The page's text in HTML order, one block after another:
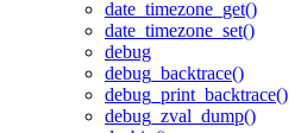
date_timezone_get()
date_timezone_set()
debug
debug_backtrace()
debug_print_backtrace()
debug_zval_dump()